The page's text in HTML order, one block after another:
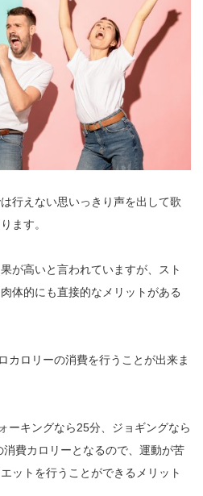
行えない思いっきり声を出して歌
ます。
が高いと言われていますが、スト
体的にも直接的なメリットがある
カロリーの消費を行うことが出来ま
ーキングなら25分、ジョギングなら
費カロリーとなるので、運動が苦
ットを行うことができるメリット